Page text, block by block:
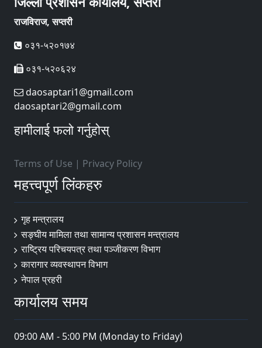
राजविराज, सप्तरी
०३१-५२०१७४
०३१-५२०६२४
daosaptari1@gmail.com
daosaptari2@gmail.com
हामीलाई फलो गर्नुहोस्
Terms of Use | Privacy Policy
महत्त्वपूर्ण लिंकहरु
गृह मन्त्रालय
सङ्घीय मामिला तथा सामान्य प्रशासन मन्त्रालय
राष्ट्रिय परिचयपत्र तथा पञ्जीकरण विभाग
कारागार व्यवस्थापन विभाग
नेपाल प्रहरी
कार्यालय समय
09:00 AM - 5:00 PM (Monday to Friday)